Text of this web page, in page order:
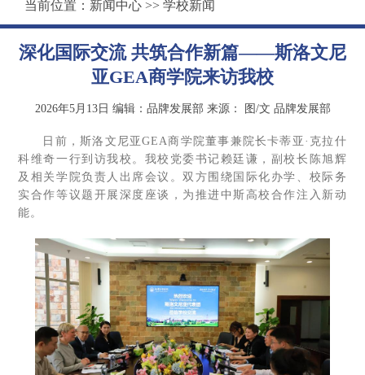
当前位置： 新闻中心 >> 学校新闻
深化国际交流 共筑合作新篇——斯洛文尼
亚GEA商学院来访我校
2026年5月13日 编辑：品牌发展部 来源： 图/文 品牌发展部
日前，斯洛文尼亚GEA商学院董事兼院长卡蒂亚·克拉什
科维奇一行到访我校。我校党委书记赖廷谦，副校长陈旭辉
及相关学院负责人出席会议。双方围绕国际化办学、校际务
实合作等议题开展深度座谈，为推进中斯高校合作注入新动
能。